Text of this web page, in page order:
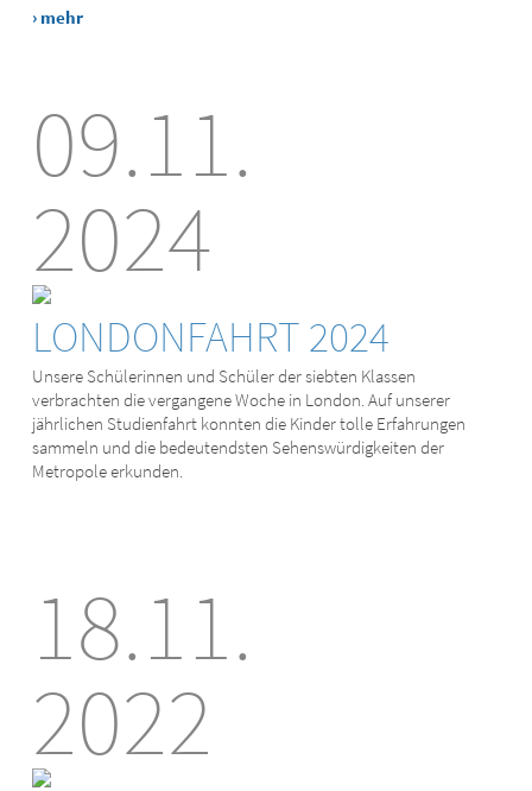
› mehr
09.11.
2024
LONDONFAHRT 2024
Unsere Schülerinnen und Schüler der siebten Klassen
verbrachten die vergangene Woche in London. Auf unserer
jährlichen Studienfahrt konnten die Kinder tolle Erfahrungen
sammeln und die bedeutendsten Sehenswürdigkeiten der
Metropole erkunden.
18.11.
2022